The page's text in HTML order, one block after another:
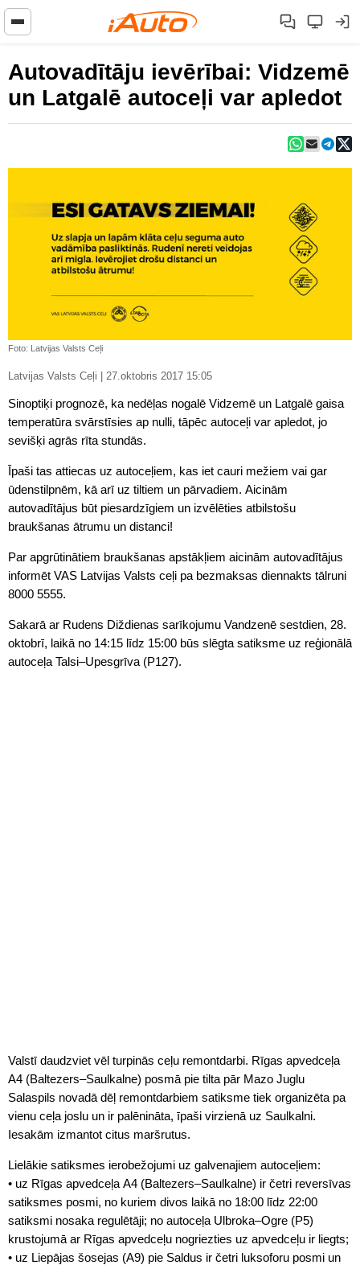
Autovadītāju ievērībai: Vidzemē
un Latgalē autoceļi var apledot
Foto: Latvijas Valsts Ceļi
Latvijas Valsts Ceļi | 27.oktobris 2017 15:05
Sinoptiķi prognozē, ka nedēļas nogalē Vidzemē un Latgalē gaisa
temperatūra svārstīsies ap nulli, tāpēc autoceļi var apledot, jo
sevišķi agrās rīta stundās.
Īpaši tas attiecas uz autoceļiem, kas iet cauri mežiem vai gar
ūdenstilpnēm, kā arī uz tiltiem un pārvadiem. Aicinām
autovadītājus būt piesardzīgiem un izvēlēties atbilstošu
braukšanas ātrumu un distanci!
Par apgrūtinātiem braukšanas apstākļiem aicinām autovadītājus
informēt VAS Latvijas Valsts ceļi pa bezmaksas diennakts tālruni
8000 5555.
Sakarā ar Rudens Diždienas sarīkojumu Vandzenē sestdien, 28.
oktobrī, laikā no 14:15 līdz 15:00 būs slēgta satiksme uz reģionālā
autoceļa Talsi–Upesgrīva (P127).
Valstī daudzviet vēl turpinās ceļu remontdarbi. Rīgas apvedceļa
A4 (Baltezers–Saulkalne) posmā pie tilta pār Mazo Juglu
Salaspils novadā dēļ remontdarbiem satiksme tiek organizēta pa
vienu ceļa joslu un ir palēnināta, īpaši virzienā uz Saulkalni.
Iesakām izmantot citus maršrutus.
Lielākie satiksmes ierobežojumi uz galvenajiem autoceļiem:
• uz Rīgas apvedceļa A4 (Baltezers–Saulkalne) ir četri reversīvas
satiksmes posmi, no kuriem divos laikā no 18:00 līdz 22:00
satiksmi nosaka regulētāji; no autoceļa Ulbroka–Ogre (P5)
krustojumā ar Rīgas apvedceļu nogriezties uz apvedceļu ir liegts;
• uz Liepājas šosejas (A9) pie Saldus ir četri luksoforu posmi un